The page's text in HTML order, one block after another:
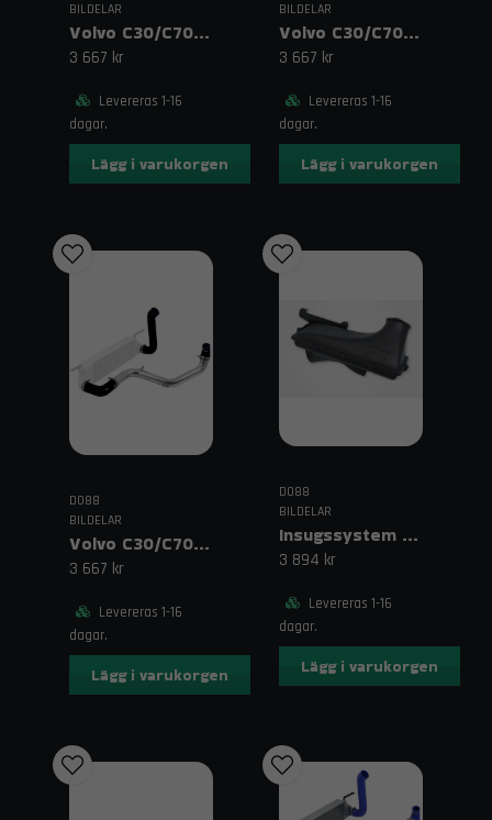
BILDELAR
Volvo C30/C70/S40/V50 (2004–2013) Tryckrör med Blå Slang
3 667 kr
Levereras 1-16
dagar.
Lägg i varukorgen
BILDELAR
Volvo C30/C70/S40/V50 Turbo (04–13) Tryckrör Röda slangar
3 667 kr
Levereras 1-16
dagar.
Lägg i varukorgen
DO88
BILDELAR
Volvo C30/C70/S40/V50 Turbo (04–13) Tryckrör svarta slangar
3 667 kr
Levereras 1-16
dagar.
Lägg i varukorgen
DO88
BILDELAR
Insugssystem Volvo C30 / C70 / S40 / V50 T5 Turbo (04–13)
3 894 kr
Levereras 1-16
dagar.
Lägg i varukorgen